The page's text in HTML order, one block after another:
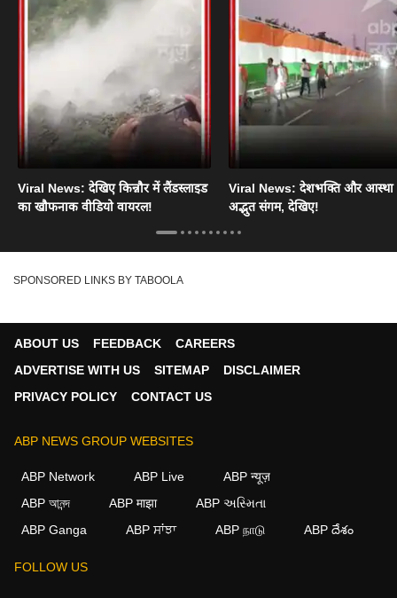
Viral News: देखिए किन्नौर में लैंडस्लाइड
का खौफनाक वीडियो वायरल!
Viral News: देशभक्ति और आस्था
अद्भुत संगम, देखिए!
SPONSORED LINKS BY TABOOLA
ABOUT US FEEDBACK
CAREERS
ADVERTISE WITH US
SITEMAP
DISCLAIMER
PRIVACY POLICY
CONTACT US
ABP NEWS GROUP WEBSITES
ABP Network ABP Live
ABP न्यूज़
ABP আনন্দ
ABP माझा
ABP અસ્મિતા
ABP Ganga
ABP ਸਾਂਝਾ ABP நாடு ABP దేశం
FOLLOW US